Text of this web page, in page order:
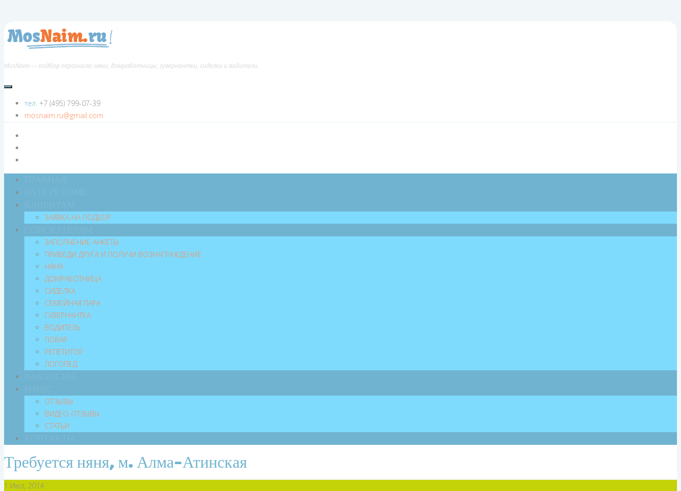
MosNaim — подбор персонала: няни, домработницы, гувернантки, сиделки и водители.
тел. +7 (495) 799-07-39
mosnaim.ru@gmail.com
ЗАЯВКА НА ПОДБОР
ЗАПОЛНЕНИЕ АНКЕТЫ
ПРИВЕДИ ДРУГА И ПОЛУЧИ ВОЗНАГРАЖДЕНИЕ
НЯНЯ
ДОМРАБОТНИЦА
СИДЕЛКА
СЕМЕЙНАЯ ПАРА
ГУВЕРНАНТКА
ВОДИТЕЛЬ
ПОВАР
РЕПЕТИТОР
ЛОГОПЕД
ОТЗЫВЫ
ВИДЕО-ОТЗЫВЫ
СТАТЬИ
Требуется няня, м. Алма-Атинская
1 Июл, 2014